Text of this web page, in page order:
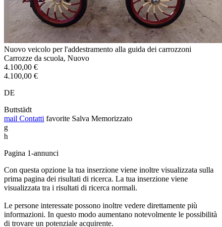
Nuovo veicolo per l'addestramento alla guida dei carrozzoni
Carrozze da scuola, Nuovo
4.100,00 €
4.100,00 €
DE
Buttstädt
mail Contatti favorite Salva Memorizzato
g
h
Pagina 1-annunci
Con questa opzione la tua inserzione viene inoltre visualizzata sulla
prima pagina dei risultati di ricerca. La tua inserzione viene
visualizzata tra i risultati di ricerca normali.
Le persone interessate possono inoltre vedere direttamente più
informazioni. In questo modo aumentano notevolmente le possibilità
di trovare un potenziale acquirente.